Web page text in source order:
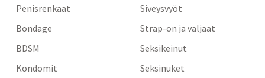
Penisrenkaat
Bondage
BDSM
Kondomit
Siveysvyöt
Strap-on ja valjaat
Seksikeinut
Seksinuket